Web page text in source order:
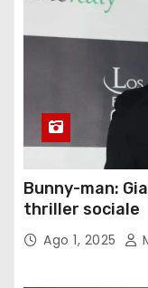
Bunny-man:
thriller sociale
Ago 1, 2025